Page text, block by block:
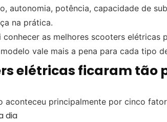
autonomia, potência, capacidade de
na prática.
as melhores scooters elétricas
vale mais a pena para cada tipo
elétricas ficaram tão
aconteceu principalmente por cinco
dia